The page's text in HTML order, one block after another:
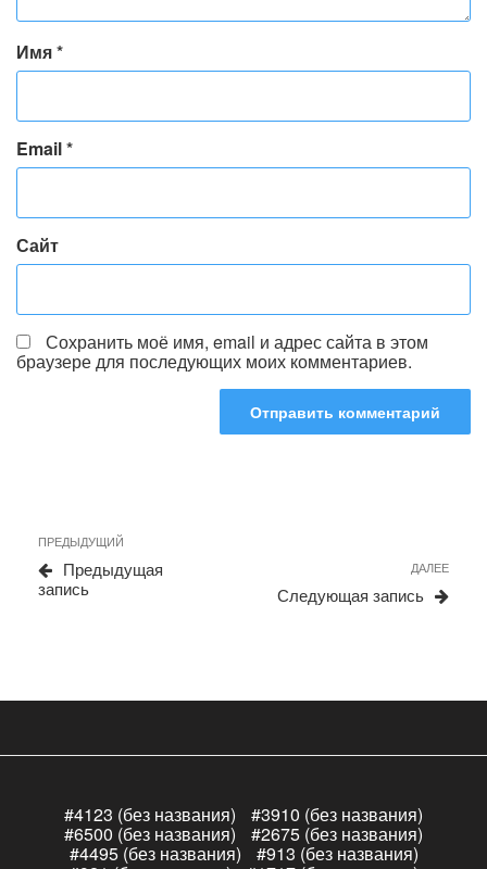
Имя*
Email*
Сайт
Сохранить моё имя, email и адрес сайта в этом
браузере для последующих моих комментариев.
записям
Предыдущая
запись
ПРЕДЫДУЩИЙ
Предыдущая
запись
ДАЛЕЕ
Следующая запись
#4123 (без названия) #3910 (без названия)
#6500 (без названия) #2675 (без названия)
#4495 (без названия) #913 (без названия)